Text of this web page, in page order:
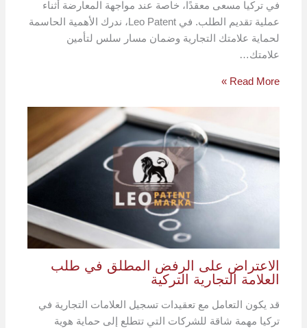
في تركيا مسعى معقدًا، خاصة عند مواجهة المعارضة أثناء
عملية تقديم الطلب. في Leo Patent، ندرك الأهمية الحاسمة
لحماية علامتك التجارية وضمان مسار سلس لتأمين
علامتك…
Read More »
الاعتراض على الرفض المطلق في طلب
العلامة التجارية التركية
قد يكون التعامل مع تعقيدات تسجيل العلامات التجارية في
تركيا مهمة شاقة للشركات التي تتطلع إلى حماية هوية